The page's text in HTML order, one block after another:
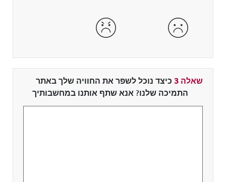
לא מרוצה מאוד לא מרוצה
שאלה 3
כיצד נוכל לשפר את החוויה שלך באתר
התמיכה שלנו? אנא שתף אותנו במחשבותיך